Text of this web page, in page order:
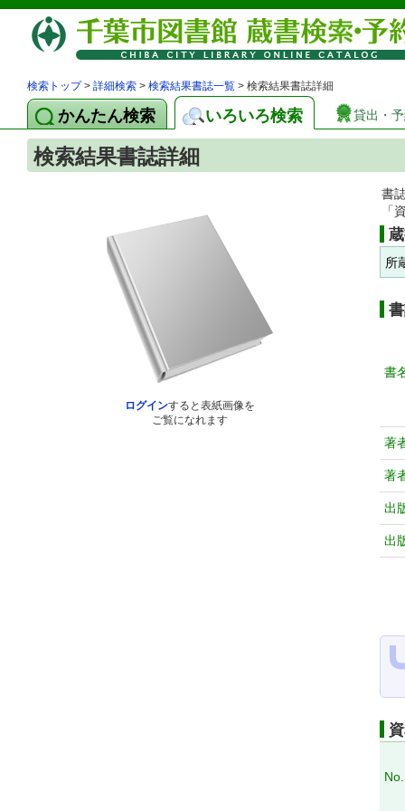
検索トップ> 詳細検索 > 検索結果書誌一覧 > 検索結果書誌詳細
かんたん検索 いろいろ検索 貸出・
検索結果書誌詳細
ログインすると表紙画像を
ご覧になれます
書
「
所
書
著
著
出
出
No.